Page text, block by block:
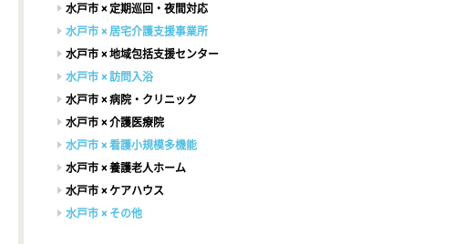
水戸市 × 定期巡回・夜間対応
水戸市 × 居宅介護支援事業所
水戸市 × 地域包括支援センター
水戸市 × 訪問入浴
水戸市 × 病院・クリニック
水戸市 × 介護医療院
水戸市 × 看護小規模多機能
水戸市 × 養護老人ホーム
水戸市 × ケアハウス
水戸市 × その他